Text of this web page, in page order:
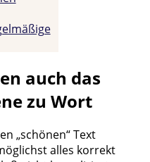
auch das
zu Wort
„schönen“ Text
alles korrekt